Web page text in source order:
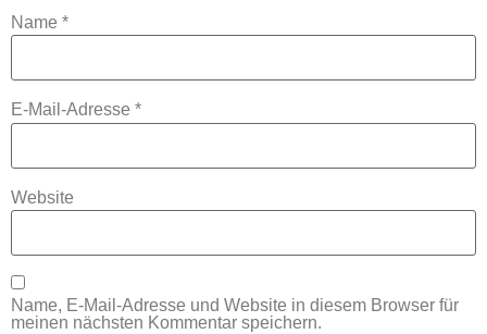
Name *
E-Mail-Adresse *
Website
Name, E-Mail-Adresse und Website in diesem Browser für
meinen nächsten Kommentar speichern.